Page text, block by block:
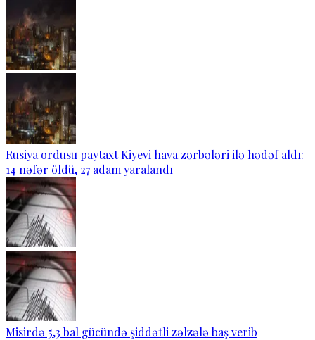
Rusiya ordusu paytaxt Kiyevi hava zərbələri ilə hədəf aldı:
14 nəfər öldü, 27 adam yaralandı
Misirdə 5,3 bal gücündə şiddətli zəlzələ baş verib